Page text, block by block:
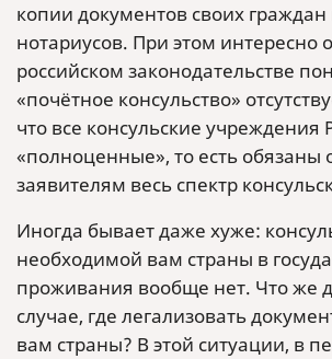
копии документов своих
нотариусов. При этом интересно
российском законодательстве
«почётное консульство»
что все консульские учреждения
«полноценные», то есть обязаны
заявителям весь спектр
Иногда бывает даже хуже:
необходимой вам страны в
проживания вообще нет. Что же
случае, где легализовать
вам страны? В этой ситуации, в